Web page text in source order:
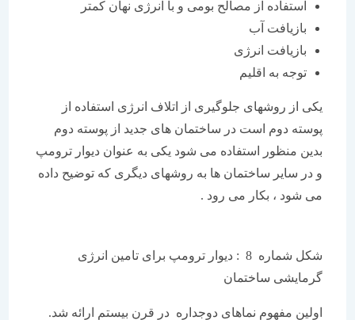
استفاده از مصالح بومی و با انرژی نهان کمتر
بازیافت آب
بازیافت انرژی
توجه به اقلیم
یکی از روشهای جلوگیری از اتلاف انرژی استفاده از
پوسته دوم است در ساختمان های جدید از پوسته دوم
بدین منظور استفاده می شود یکی به عنوان دیوار ترومپ
و در سایر ساختمان ها به روشهای دیگری که توضیح داده
می شود ، بکار می رود .
شکل شماره 8 : دیوار ترومپ برای تامین انرژی
گرمایشی ساختمان
اولین مفهوم نماهای دوجداره در قرن بیستم ارائه شد.